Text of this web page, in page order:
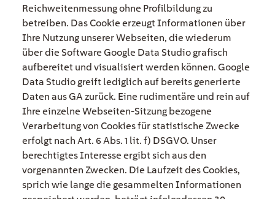
Reichweitenmessung ohne Profilbildung zu
betreiben. Das Cookie erzeugt Informationen über
Ihre Nutzung unserer Webseiten, die wiederum
über die Software Google Data Studio grafisch
aufbereitet und visualisiert werden können. Google
Data Studio greift lediglich auf bereits generierte
Daten aus GA zurück. Eine rudimentäre und rein auf
Ihre einzelne Webseiten-Sitzung bezogene
Verarbeitung von Cookies für statistische Zwecke
erfolgt nach Art. 6 Abs. 1 lit. f) DSGVO. Unser
berechtigtes Interesse ergibt sich aus den
vorgenannten Zwecken. Die Laufzeit des Cookies,
sprich wie lange die gesammelten Informationen